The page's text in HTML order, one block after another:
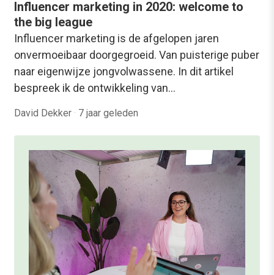
Influencer marketing in 2020: welcome to
the big league
Influencer marketing is de afgelopen jaren
onvermoeibaar doorgegroeid. Van puisterige puber
naar eigenwijze jongvolwassene. In dit artikel
bespreek ik de ontwikkeling van…
David Dekker · 7 jaar geleden